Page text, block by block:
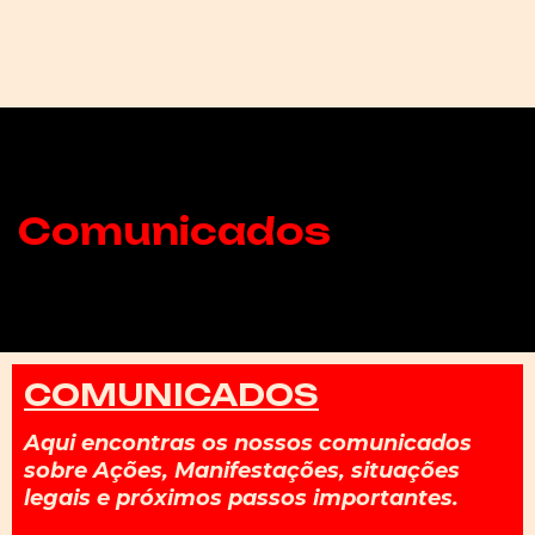
Comunicados
COMUNICADOS
Aqui encontras os nossos comunicados
sobre Ações, Manifestações, situações
legais e próximos passos importantes.